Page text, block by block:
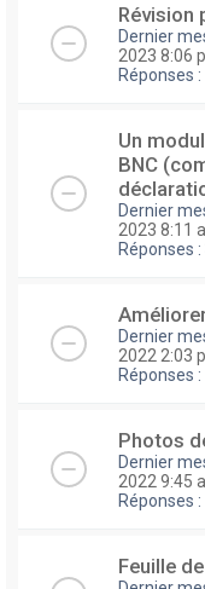
Révision
Dernier
2023 8:06
Réponses :
Un
BNC
Dernier
2023 8:11
Réponses :
Dernier
2022 2:03
Réponses :
Photos
Dernier
2022 9:45
Réponses :
Feuille